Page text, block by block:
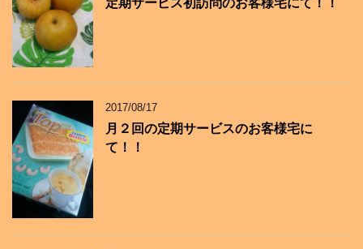
2017/08/17
月２回の定期サービスのお客様宅に
て！！